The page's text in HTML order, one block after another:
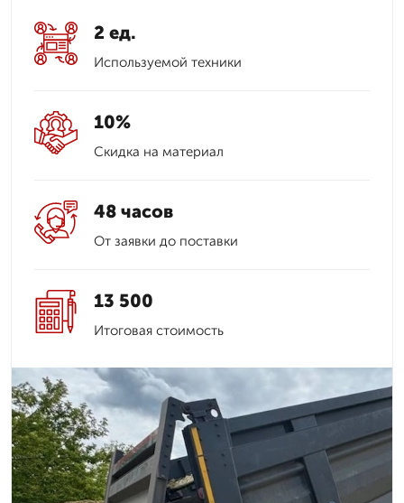
2 ед.
Используемой техники
10%
Скидка на материал
48 часов
От заявки до поставки
13 500
Итоговая стоимость